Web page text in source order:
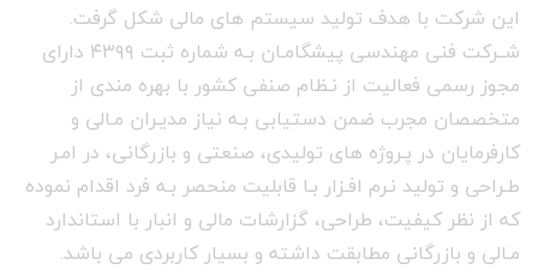
این شرکت با هدف تولید سیستم های مالی شکل گرفت.
شــرکت فنی مهندسی پیشگامـان بـه شماره ثبت ۴۳۹۹ دارای
مجوز رسمی فعالیت از نـظام صنفی کشور با بهره مندی از
متخصصان مجرب ضمن دستیابی بـه نیاز مدیـران مـالی و
کارفرمایان در پـروژه های تولیدی، صنعتی و بازرگانی، در امـر
طـراحی و تولید نـرم افـزار بـا قابلیت منحصر بـه فرد اقدام نموده
که از نظر کیفیت، طراحی، گزارشات مالی و انبار با استاندارد
مـالی و بازرگانی مطابقت داشته و بسیار کاربردی می باشد.